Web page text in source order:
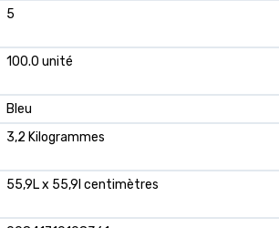
5
100.0 unité
Bleu
3,2 Kilogrammes
55,9L x 55,9l centimètres